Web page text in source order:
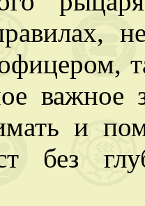
важное
и
без